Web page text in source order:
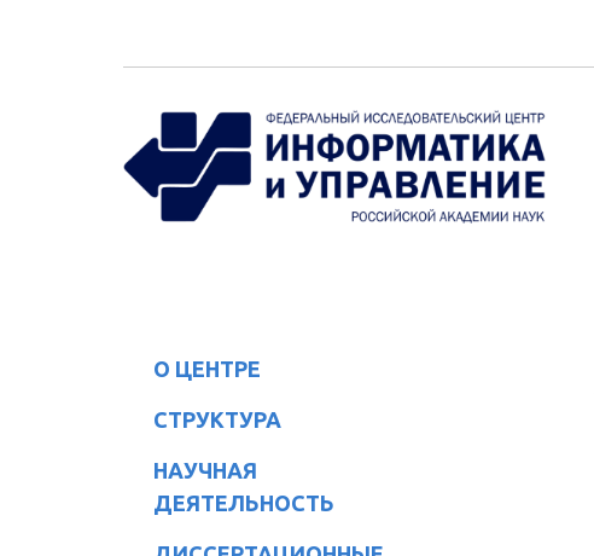
О ЦЕНТРЕ
СТРУКТУРА
НАУЧНАЯ
ДЕЯТЕЛЬНОСТЬ